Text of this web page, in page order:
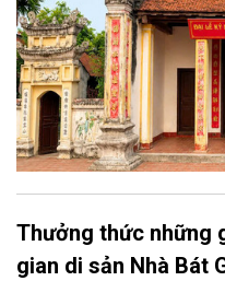
Thưởng thức những
gian di sản Nhà Bát